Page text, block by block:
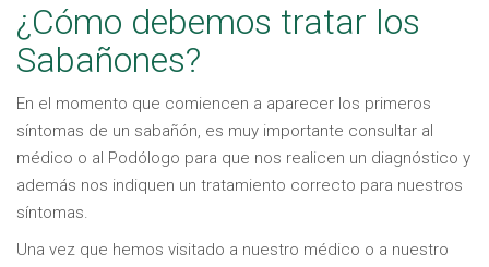
¿Cómo debemos tratar los
Sabañones?
En el momento que comiencen a aparecer los primeros
síntomas de un sabañón, es muy importante consultar al
médico o al Podólogo para que nos realicen un diagnóstico y
además nos indiquen un tratamiento correcto para nuestros
síntomas.
Una vez que hemos visitado a nuestro médico o a nuestro